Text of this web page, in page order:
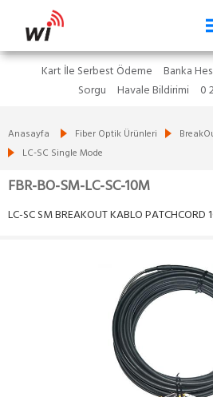
Kart İle Serbest Ödeme Banka
Sorgu
Havale Bildirimi 0
Anasayfa Fiber Optik Ürünleri
LC-SC Single Mode
FBR-BO-SM-LC-SC-10M
LC-SC SM BREAKOUT KABLO PATCHCORD